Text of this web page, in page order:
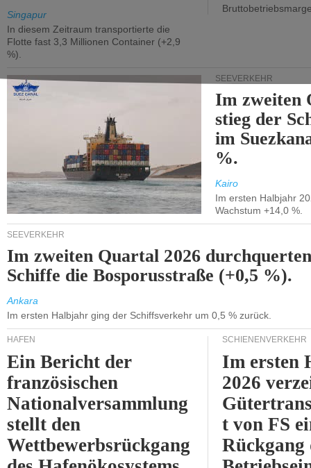
Singapur
In diesem Zeitraum transportierte die
Flotte fast 3,3 Millionen Container (+2,9
%).
SEEVERKEHR
Im zweiten
stieg der
im
%.
Kairo
Im ersten Halbjahr
Wachstum +14,0 %.
SEEVERKEHR
Im zweiten Quartal 2026
Schiffe die Bosporusstraße (+0,5 %).
Ankara
Im ersten Halbjahr ging der Schiffsverkehr um 0,5 % zurück.
HÄFEN
Ein Bericht der
französischen
Nationalversammlung
stellt den
Wettbewerbsrückgang
SCHIENENVERKEHR
Im ersten
2026
t von FS
Rückgang